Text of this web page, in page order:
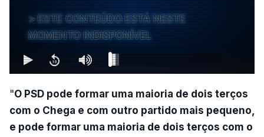
ESTE CONTEÚDO ESTÁ NESTE
MOMENTO INDISPONÍVEL
"O PSD pode formar uma maioria de dois terços
com o Chega e com outro partido mais pequeno,
e pode formar uma maioria de dois terços com o